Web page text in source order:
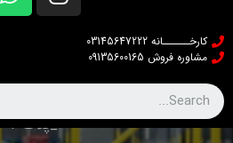
کارخــــــانه 03145647222
مشاوره فروش 09135600165
_پلاک ۴